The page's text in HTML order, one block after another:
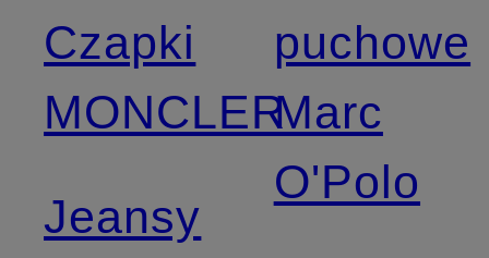
Czapki
MONCLER
Jeansy
puchowe
Marc
O'Polo